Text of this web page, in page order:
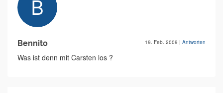
Bennito 19. Feb. 2009 | Antworten
Was ist denn mit Carsten los ?